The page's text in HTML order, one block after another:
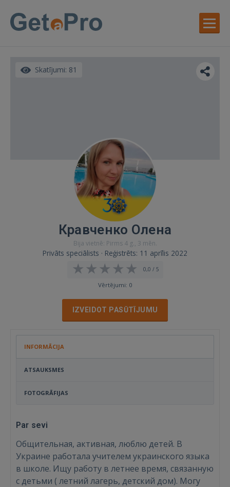
Skatījumi: 81
Кравченко Олена
Bija vietnē: Pirms 4 g., 3 mēn.
Privāts speciālists · Reģistrēts: 11 aprīlis 2022
0,0 / 5
Vērtējumi: 0
IZVEIDOT PASŪTĪJUMU
INFORMĀCIJA
ATSAUKSMES
FOTOGRĀFIJAS
Par sevi
Общительная, активная, люблю детей. В
Украине работала учителем украинского языка
в школе. Ищу работу в летнее время, связанную
с детьми ( летний лагерь, детский дом). Могу